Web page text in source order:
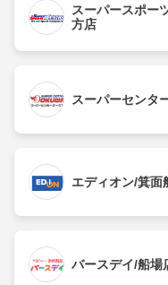
スーパースポー
方店
スーパーセンタ
エディオン/箕面
バースデイ/船場